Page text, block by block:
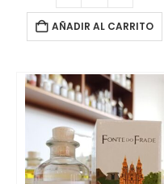
AÑADIR AL CARRITO